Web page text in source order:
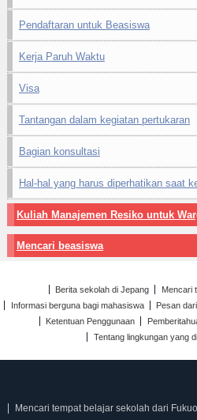
Pendaftaran untuk Beasiswa
Kerja Paruh Waktu
Visa
Tantangan dalam kegiatan pertukaran
Bagian konsultasi
Hal-hal yang harus diperhatikan saat
Kuliah Manajemen Resiko untuk
Mencari beasiswa
Berita sekolah di Jepang
Mencari
Informasi berguna bagi mahasiswa
Pesan
Ketentuan Penggunaan
Tentang lingkungan yang
Mencari tempat belajar sekolah dari